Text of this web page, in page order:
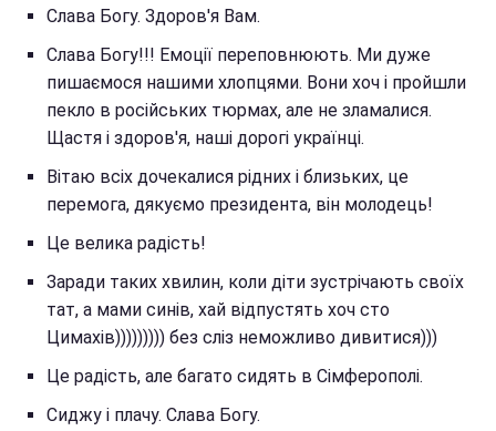
Слава Богу. Здоров'я Вам.
Слава Богу!!! Емоції переповнюють. Ми дуже
пишаємося нашими хлопцями. Вони хоч і пройшли
пекло в російських тюрмах, але не зламалися.
Щастя і здоров'я, наші дорогі українці.
Вітаю всіх дочекалися рідних і близьких, це
перемога, дякуємо президента, він молодець!
Це велика радість!
Заради таких хвилин, коли діти зустрічають своїх
тат, а мами синів, хай відпустять хоч сто
Цимахів))))))))) без сліз неможливо дивитися)))
Це радість, але багато сидять в Сімферополі.
Сиджу і плачу. Слава Богу.